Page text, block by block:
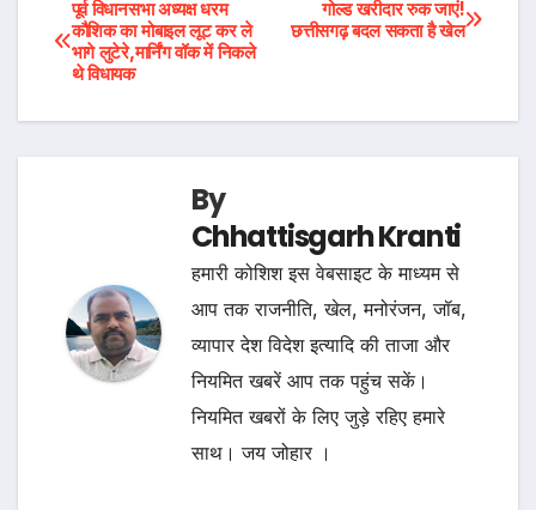
Post
navigation
गोल्ड खरीदार रुक जाएं!
छत्तीसगढ़ बदल सकता है खेल
पूर्व विधानसभा अध्यक्ष धरम
कौशिक का मोबाइल लूट कर ले
भागे लुटेरे,मार्निंग वॉक में निकले
थे विधायक
By
Chhattisgarh Kranti
हमारी कोशिश इस वेबसाइट के माध्यम से
आप तक राजनीति, खेल, मनोरंजन, जॉब,
व्यापार देश विदेश इत्यादि की ताजा और
नियमित खबरें आप तक पहुंच सकें।
नियमित खबरों के लिए जुड़े रहिए हमारे
साथ। जय जोहार ।